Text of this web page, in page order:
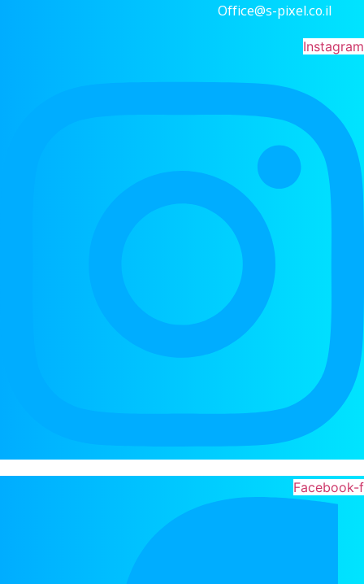
Office@s-pixel.co.il
Instagram
Facebook-f